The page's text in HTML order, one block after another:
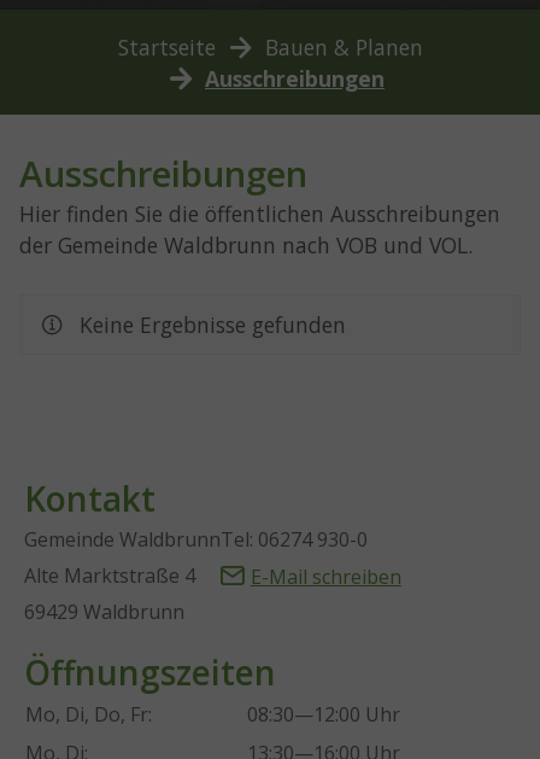
You are here:Startseite
Bauen & Planen
Ausschreibungen
Ausschreibungen
Hier finden Sie die öffentlichen Ausschreibungen
der Gemeinde Waldbrunn nach VOB und VOL.
Keine Ergebnisse gefunden
Kontakt
Gemeinde Waldbrunn
Alte Marktstraße 4
69429 Waldbrunn
Tel: 06274 930-0
E-Mail schreiben
Öffnungszeiten
Mo, Di, Do, Fr:
08:30—12:00 Uhr
Mo, Di:
13:30—16:00 Uhr